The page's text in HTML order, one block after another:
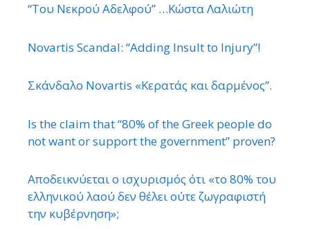
“Του Νεκρού Αδελφού” …Κώστα Λαλιώτη
Novartis Scandal: “Adding Insult to Injury”!
Σκάνδαλο Novartis «Κερατάς και δαρμένος”.
Is the claim that “80% of the Greek people do
not want or support the government” proven?
Αποδεικνύεται ο ισχυρισμός ότι «το 80% του
ελληνικού λαού δεν θέλει ούτε ζωγραφιστή
την κυβέρνηση»;